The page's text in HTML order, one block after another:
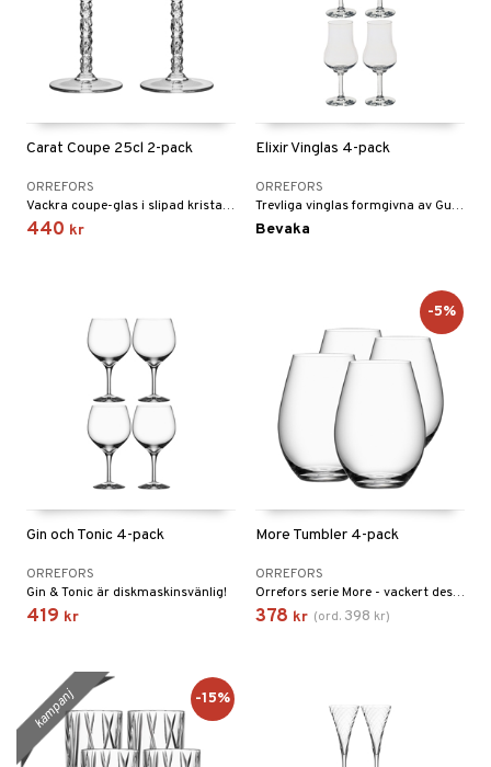
Carat Coupe 25cl 2-pack
ORREFORS
Vackra coupe-glas i slipad kristall från Orrefors serie Carat.
440 kr
Elixir Vinglas 4-pack
ORREFORS
Trevliga vinglas formgivna av Gunnar Cyrén 1969.
Bevaka
Gin och Tonic 4-pack
ORREFORS
Gin & Tonic är diskmaskinsvänlig!
419 kr
More Tumbler 4-pack
ORREFORS
Orrefors serie More - vackert designade glas som tål maskindisk! Formgivna av Erika Lagerbielke 2013.
378 kr (ord. 398 kr)
-5%
kampanj -15%